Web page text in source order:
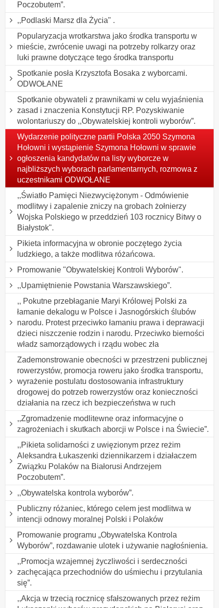
Poczobutem”.
,,Podlaski Marsz dla Życia" .
Popularyzacja wrotkarstwa jako środka transportu w
mieście, zwrócenie uwagi na potrzeby rolkarzy oraz
luki prawne dotyczące tego środka transportu
Spotkanie posła Krzysztofa Bosaka z wyborcami.
ODWOŁANE
Spotkanie obywateli z prawnikami w celu wyjaśnienia
zasad i znaczenia Konstytucji RP. Pozyskiwanie
wolontariuszy do ,,Obywatelskiej kontroli wyborów”.
Wydarzenie polityczne partii Polska 2050 Szymona
Hołowni i wystąpienie Szymona Hołowni w sprawie
ogłoszenia kandydatów na listy wyborcze w
najbliższych wyborach parlamentarnych, rozmowa z
uczestnikami ODWOŁANE
,,Światło Pamięci Niezwyciężonym - Odmówienie
modlitwy i zapalenie zniczy na grobach żołnierzy
Wojska Polskiego w przeddzień 103 rocznicy Bitwy o
Białystok".
Pikieta informacyjna w obronie poczętego życia
ludzkiego, a także modlitwa różańcowa.
Promowanie "Obywatelskiej Kontroli Wyborów".
,,Upamiętnienie Powstania Warszawskiego”.
,, Pokutne przebłaganie Maryi Królowej Polski za
łamanie dekalogu w Polsce i Jasnogórskich ślubów
narodu. Protest przeciwko łamaniu prawa i deprawacji
dzieci niszczenie rodzin i narodu. Przeciwko bierności
władz samorządowych i rządu wobec zła
Zademonstrowanie obecności w przestrzeni publicznej
rowerzystów, promocja roweru jako środka transportu,
wyrażenie postulatu dostosowania infrastruktury
drogowej do potrzeb rowerzystów oraz konieczności
działania na rzecz ich bezpieczeństwa w ruch
,,Zgromadzenie modlitewne oraz informacyjne o
zagrożeniach i skutkach aborcji w Polsce i na Świecie”.
,,Pikieta solidarności z uwięzionym przez reżim
Aleksandra Łukaszenki dziennikarzem i działaczem
Związku Polaków na Białorusi Andrzejem
Poczobutem”.
,,Obywatelska kontrola wyborów”.
Publiczny różaniec, którego celem jest modlitwa w
intencji odnowy moralnej Polski i Polaków
Promowanie programu „Obywatelska Kontrola
Wyborów”, rozdawanie ulotek i używanie nagłośnienia.
,,Promocja wzajemnej życzliwości i serdeczności
zachęcająca przechodniów do uśmiechu i przytulania
się”.
,,Akcja w trzecią rocznicę sfałszowanych przez reżim